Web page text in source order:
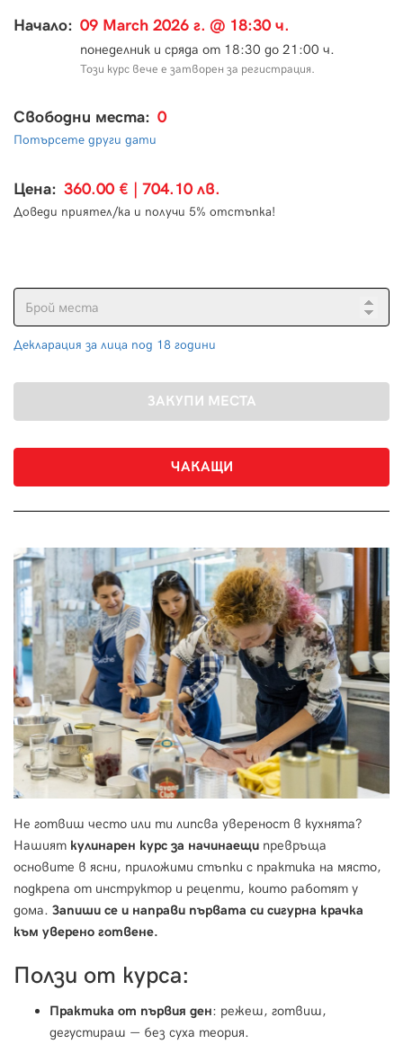
Начало: 09 March 2026 г. @ 18:30 ч.
понеделник и сряда от 18:30 до 21:00 ч.
Този курс вече е затворен за регистрация.
Свободни места: 0
Потърсете други дати
Цена: 360.00 € | 704.10 лв.
Доведи приятел/ка и получи 5% отстъпка!
Декларация за лица под 18 години
ЧАКАЩИ
Не готвиш често или ти липсва увереност в кухнята?
Нашият кулинарен курс за начинаещи превръща
основите в ясни, приложими стъпки с практика на място,
подкрепа от инструктор и рецепти, които работят у
дома. Запиши се и направи първата си сигурна крачка
към уверено готвене.
Ползи от курса:
Практика от първия ден: режеш, готвиш,
дегустираш — без суха теория.